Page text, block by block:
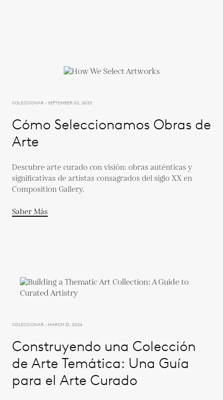
COLECCIONAR - SEPTEMBER 02, 2025
Cómo Seleccionamos Obras de
Arte
Descubre arte curado con visión: obras auténticas y
significativas de artistas consagrados del siglo XX en
Composition Gallery.
Saber Más
COLECCIONAR - MARCH 21, 2024
Construyendo una Colección
de Arte Temática: Una Guía
para el Arte Curado